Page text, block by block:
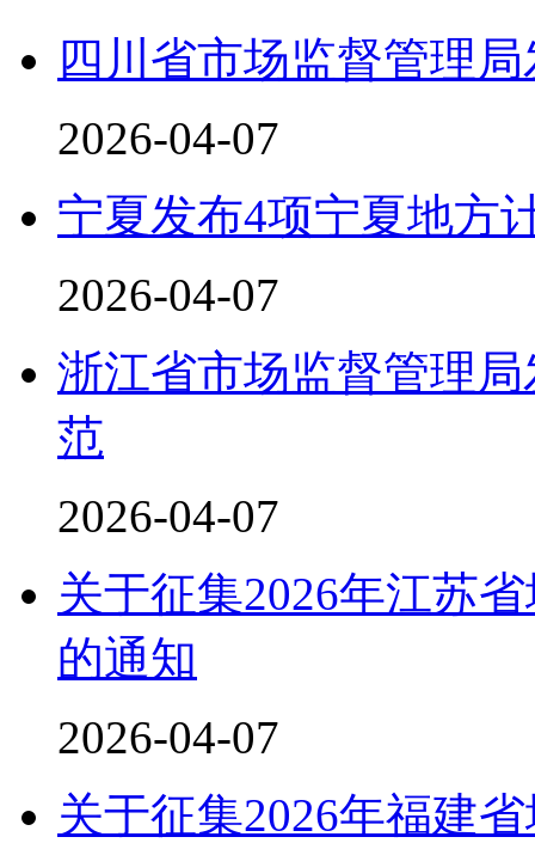
四川省市场监督管理
2026-04-07
宁夏发布4项宁夏地方
2026-04-07
浙江省市场监督管理
范
2026-04-07
关于征集2026年江苏
的通知
2026-04-07
关于征集2026年福建